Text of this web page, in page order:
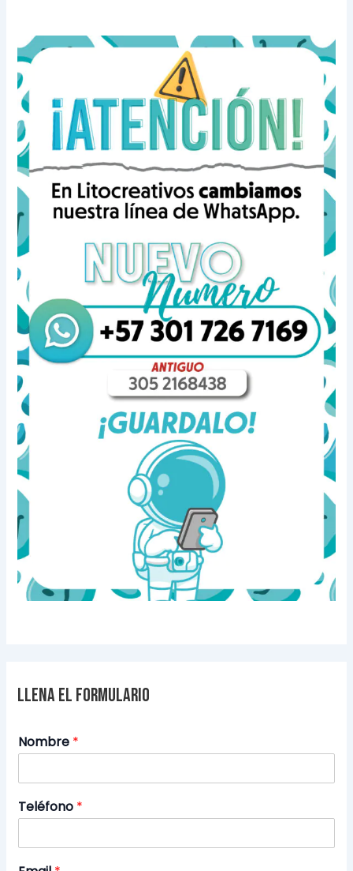
Llena el formulario
Nombre *
Teléfono *